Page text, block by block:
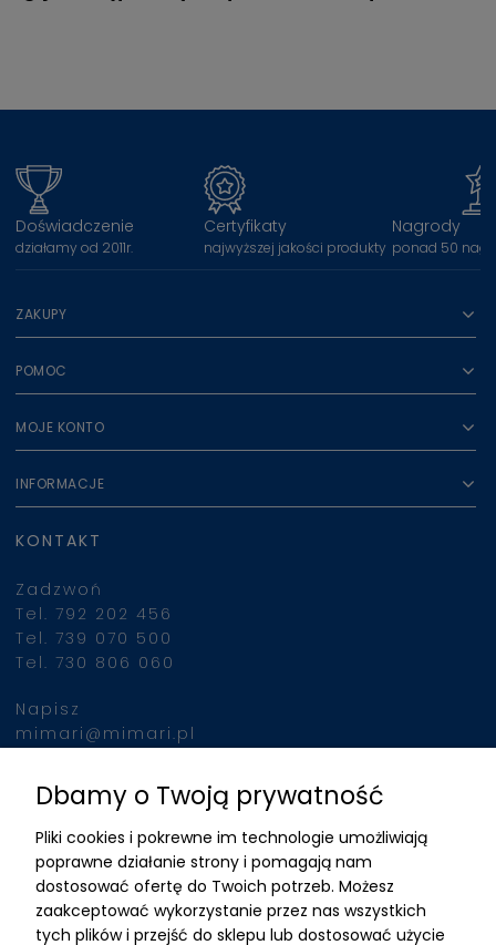
Doświadczenie
działamy od 2011r.
Certyfikaty
najwyższej jakości produkty
Nagrody
ponad 50
ZAKUPY
POMOC
MOJE KONTO
INFORMACJE
KONTAKT
Zadzwoń
Tel. 792 202 456
Tel. 739 070 500
Tel. 730 806 060
Napisz
mimari@mimari.pl
Znajdziesz nas
ADRES
MIMARI sp z o.o.
ul. Kurkowa 12
Dbamy o Twoją prywatność
Pliki cookies i pokrewne im technologie umożliwiają
poprawne działanie strony i pomagają nam
dostosować ofertę do Twoich potrzeb. Możesz
zaakceptować wykorzystanie przez nas wszystkich
tych plików i przejść do sklepu lub dostosować użycie